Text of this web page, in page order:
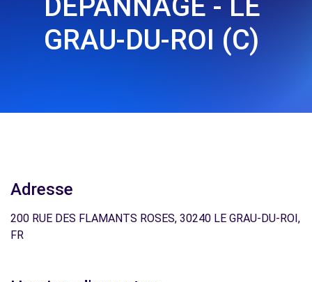
DEPANNAGE - LE
GRAU-DU-ROI (C)
Adresse
200 RUE DES FLAMANTS ROSES, 30240 LE GRAU-DU-ROI,
FR